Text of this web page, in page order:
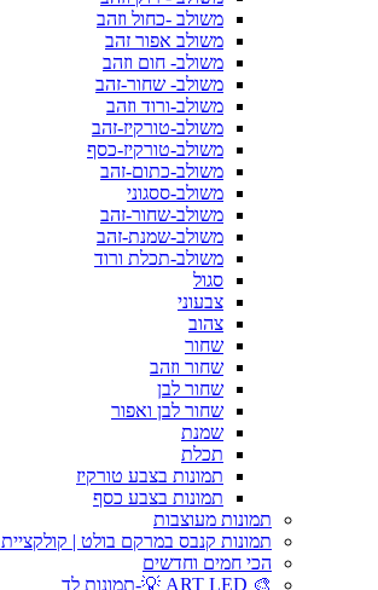
משולב -כחול וזהב
משולב אפור זהב
משולב- חום וזהב
משולב- שחור-זהב
משולב-ורוד וזהב
משולב-טורקיז-זהב
משולב-טורקיז-כסף
משולב-כתום-זהב
משולב-ססגוני
משולב-שחור-זהב
משולב-שמנת-זהב
משולב-תכלת ורוד
סגול
צבעוני
צהוב
שחור
שחור וזהב
שחור לבן
שחור לבן ואפור
שמנת
תכלת
תמונות בצבע טורקיז
תמונות בצבע כסף
תמונות מעוצבות
תמונות קנבס במרקם בולט | קולקציית Art Touch
הכי חמים וחדשים
🎨 ART LED 💡-תמונות לד